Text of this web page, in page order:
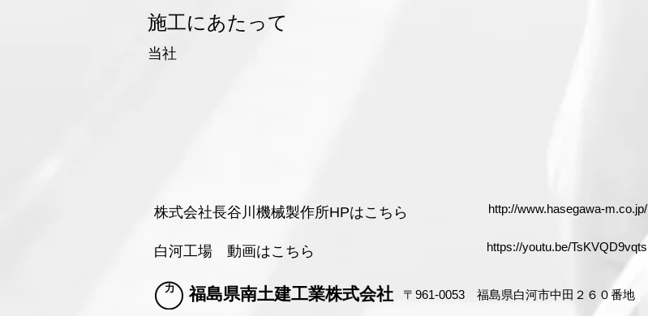
​施工にあたって
当社
株式会社長谷川機械製作所HPはこちら
白河工場 動画はこちら
http://www.hasegawa-m.co.jp/
https://youtu.be/TsKVQD9vqts
​福島県南土建工業株式会社 〒961-0053 福島県白河市中田２６０番地